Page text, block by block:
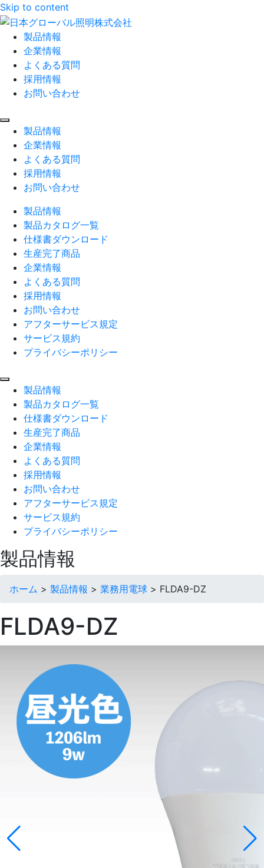
Skip to content
製品情報
企業情報
よくある質問
採用情報
お問い合わせ
製品情報
企業情報
よくある質問
採用情報
お問い合わせ
製品情報
製品カタログ一覧
仕様書ダウンロード
生産完了商品
企業情報
よくある質問
採用情報
お問い合わせ
アフターサービス規定
サービス規約
プライバシーポリシー
製品情報
製品カタログ一覧
仕様書ダウンロード
生産完了商品
企業情報
よくある質問
採用情報
お問い合わせ
アフターサービス規定
サービス規約
プライバシーポリシー
製品情報
ホーム > 製品情報 > 業務用電球 > FLDA9-DZ
FLDA9-DZ